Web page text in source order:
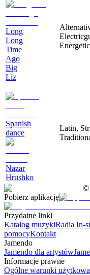
Long
Long
Time
Ago
Big
Liz
Energetic
Spanish
dance
Nazar
Hrushko
Latin,
©
Pobierz aplikację
Przydatne linki
Katalog muzykiRadia In-
pomocyKontakt
Jamendo
Jamendo dla artystów
Informacje prawne
Ogólne warunki